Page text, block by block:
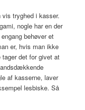
vis tryghed i kasser.
nogle har en der
behøver et
er, hvis man ikke
tager det for givet at
af kasserne, laver
lesbiske. Så